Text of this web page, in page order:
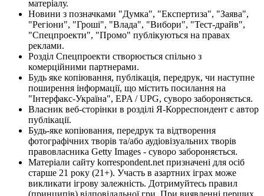
матеріалу.
Новини з позначками "Думка", "Експертиза", "Заява",
"Регіони", "Гроші", "Влада", "Вибори", "Тест-драйв",
"Спецпроекти", "Промо" публікуються на правах
реклами.
Розділ Спецпроекти створюється спільно з
комерційними партнерами.
Будь яке копіювання, публікація, передрук, чи наступне
поширення інформації, що містить посилання на
"Інтерфакс-Україна", EPA / UPG, суворо забороняється.
Власник веб-сторінки в розділі Я-Корреспондент є автор
публікації.
Будь-яке копіювання, передрук та відтворення
фотографічних творів та/або аудіовізуальних творів
правовласника Getty Images - суворо забороняється.
Матеріали сайту korrespondent.net призначені для осіб
старше 21 року (21+). Участь в азартних іграх може
викликати ігрову залежність. Дотримуйтесь правил
(принципів) відповідальної гри. При виявленні перших